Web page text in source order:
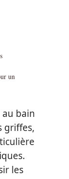
un
bain
griffes,
les